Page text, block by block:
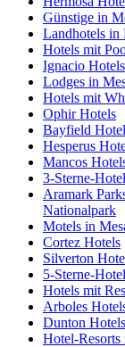
Günstige in
Landhotels in
Hotels mit
Ignacio Hotels
Lodges in
Hotels mit
Ophir Hotels
Bayfield
Hesperus
Mancos
3-Sterne-
Aramark
Nationalpark
Motels in
Cortez Hotels
Silverton
5-Sterne-
Hotels mit
Arboles
Dunton Hotels
Hotel-